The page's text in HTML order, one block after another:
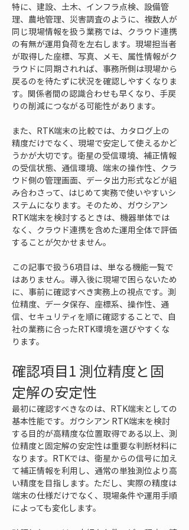
特に、建設、土木、インフラ点検、設備管
理、農地管理、災害調査のように、複数人が
同じ現場情報を扱う業務では、クラウド連携
の有無が運用負荷を左右します。現場担当者
が取得した座標、写真、メモ、属性情報がク
ラウドに同期されれば、事務所側は現場から
戻るのを待たずに状況を確認しやすくなりま
す。関係者間の認識合わせも早くなり、手戻
りの削減につながる可能性があります。
また、RTK端末の比較では、カタログ上の
精度だけでなく、現場で安定して使えるかど
うかが大切です。衛星の受信環境、補正情報
の受信状態、通信環境、端末の操作性、クラ
ウド側の管理画面、データ出力形式などが組
み合わさって、はじめて実務で使いやすいシ
ステムになります。そのため、ガウシアン
RTK端末を検討するときは、機器単体では
なく、クラウド連携を含めた運用全体で評価
することが欠かせません。
この記事で扱う6項目は、単なる機能一覧で
はありません。導入後に現場で困らないため
に、事前に確認すべき実務上の視点です。測
位精度、データ保存、座標系、操作性、通
信、セキュリティを順に確認することで、自
社の業務に合ったRTK環境を選びやすくな
ります。
確認項目1 測位精度と固
定解の安定性
最初に確認すべきなのは、RTK端末としての
基本性能です。ガウシアン RTK端末を検討
する目的が高精度な位置取得である以上、測
位精度と固定解の安定性は重要な判断材料に
なります。RTKでは、衛星からの信号に加え
て補正情報を利用し、通常の単独測位より高
い精度を目指します。ただし、実際の精度は
端末の仕様だけでなく、現場条件や運用手順
によっても変化します。